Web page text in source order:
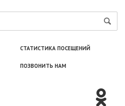
СТАТИСТИКА ПОСЕЩЕНИЙ
ПОЗВОНИТЬ НАМ